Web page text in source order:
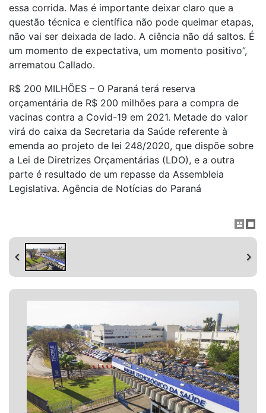
essa corrida. Mas é importante deixar claro que a
questão técnica e científica não pode queimar etapas,
não vai ser deixada de lado. A ciência não dá saltos. É
um momento de expectativa, um momento positivo”,
arrematou Callado.
R$ 200 MILHÕES – O Paraná terá reserva
orçamentária de R$ 200 milhões para a compra de
vacinas contra a Covid-19 em 2021. Metade do valor
virá do caixa da Secretaria da Saúde referente à
emenda ao projeto de lei 248/2020, que dispõe sobre
a Lei de Diretrizes Orçamentárias (LDO), e a outra
parte é resultado de um repasse da Assembleia
Legislativa. Agência de Notícias do Paraná